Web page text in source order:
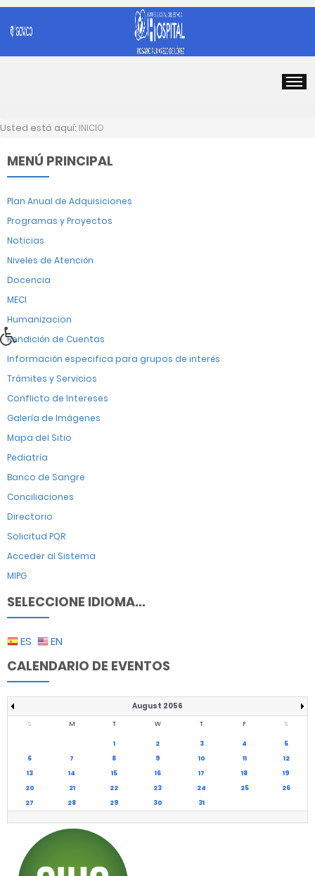
Usted está aquí: INICIO
MENÚ PRINCIPAL
Plan Anual de Adquisiciones
Programas y Proyectos
Noticias
Niveles de Atención
Docencia
MECI
Humanizacion
Rendición de Cuentas
Información especifica para grupos de interés
Trámites y Servicios
Conflicto de Intereses
Galería de Imágenes
Mapa del Sitio
Pediatría
Banco de Sangre
Conciliaciones
Directorio
Solicitud PQR
Acceder al Sistema
MIPG
SELECCIONE IDIOMA...
ES EN
CALENDARIO DE EVENTOS
August 2056
S M T W T F S
1 2 3 4
5
6
7 8 9 10 11
12
13
14 15 16 17 18
19
20
21 22 23 24 25
26
27
28 29 30 31